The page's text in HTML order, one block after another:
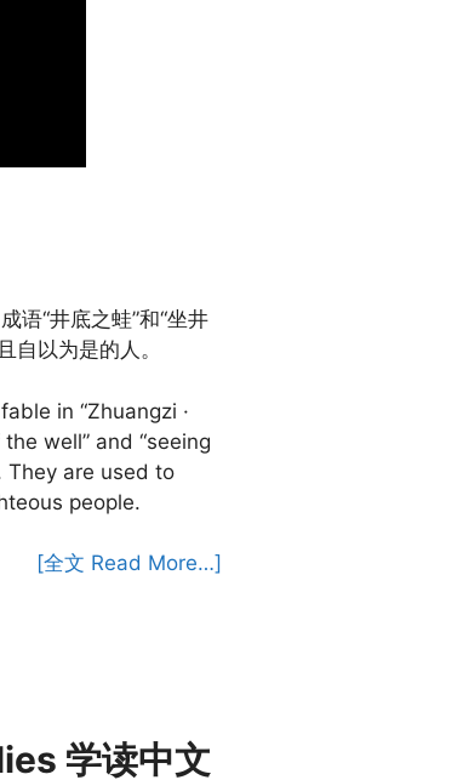
语“井底之蛙”和“坐井
自以为是的人。
in “Zhuangzi ·
well” and “seeing
They are used to
people.
[全文 Read More…]
学读中文